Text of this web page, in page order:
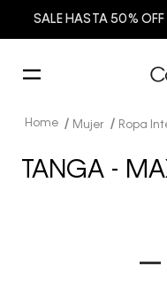
SALE HASTA 50% OFF
Mujer Ropa
TANGA -